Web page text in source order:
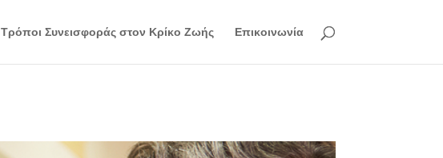
Τρόποι Συνεισφοράς στον Κρίκο Ζωής Επικοινωνία